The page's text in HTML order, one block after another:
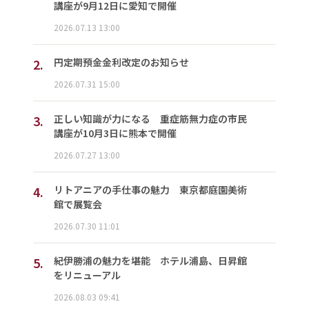
講座が9月12日に愛知で開催
2026.07.13 13:00
2. 円定期預金金利改定のお知らせ
2026.07.31 15:00
3.
正しい知識が力になる 重症筋無力症の市民
講座が10月3日に熊本で開催
2026.07.27 13:00
4.
リトアニアの手仕事の魅力 東京都庭園美術
館で展覧会
2026.07.30 11:01
5.
紀伊勝浦の魅力を堪能 ホテル浦島、日昇館
をリニューアル
2026.08.03 09:41